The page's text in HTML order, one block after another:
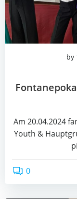
by
Am 20.04.2024
Youth &
0